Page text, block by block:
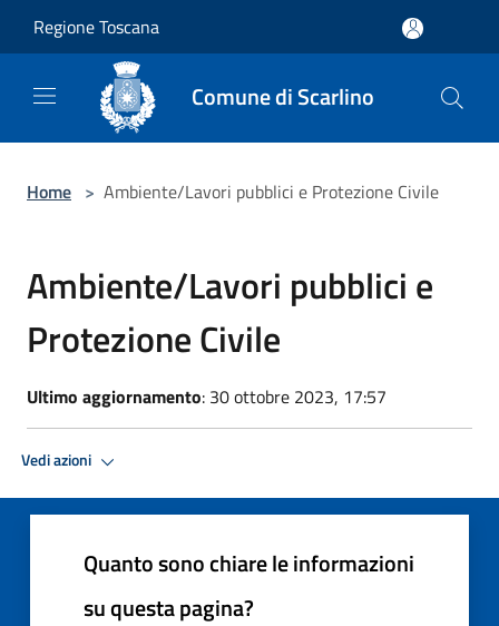
Regione Toscana
Comune di Scarlino
Home > Ambiente/Lavori pubblici e Protezione Civile
Ambiente/Lavori pubblici e
Protezione Civile
Ultimo aggiornamento: 30 ottobre 2023, 17:57
Vedi azioni
Quanto sono chiare le informazioni
su questa pagina?